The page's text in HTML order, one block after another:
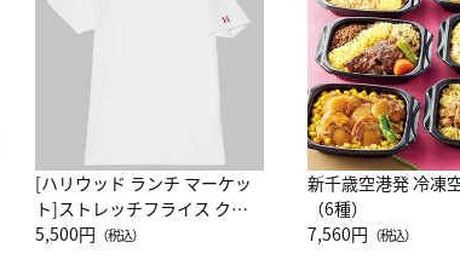
[ハリウッド ランチ マーケッ
ト]ストレッチフライス クル
ーネック別注半袖Ｔシャツ
5,500円 （税込）
新千歳空港発 冷凍
（6種）
7,560円 （税込）